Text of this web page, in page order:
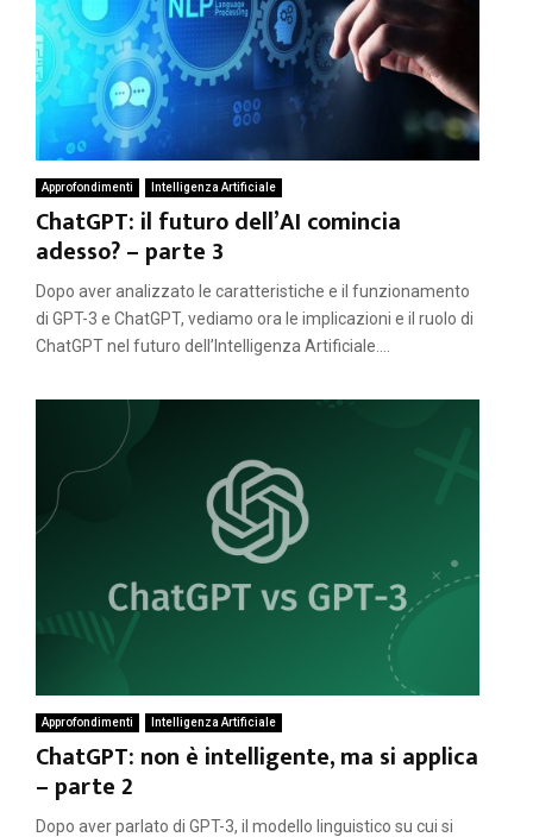
Approfondimenti Intelligenza Artificiale
ChatGPT: il futuro dell’AI comincia
adesso? – parte 3
Dopo aver analizzato le caratteristiche e il funzionamento
di GPT-3 e ChatGPT, vediamo ora le implicazioni e il ruolo di
ChatGPT nel futuro dell’Intelligenza Artificiale....
Approfondimenti Intelligenza Artificiale
ChatGPT: non è intelligente, ma si applica
– parte 2
Dopo aver parlato di GPT-3, il modello linguistico su cui si